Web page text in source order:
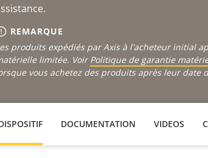
REMARQUE
produits expédiés par Axis à l'acheteur initial
limitée. Voir Politique de garantie
vous achetez des produits après leur date
DOCUMENTATION VIDEOS